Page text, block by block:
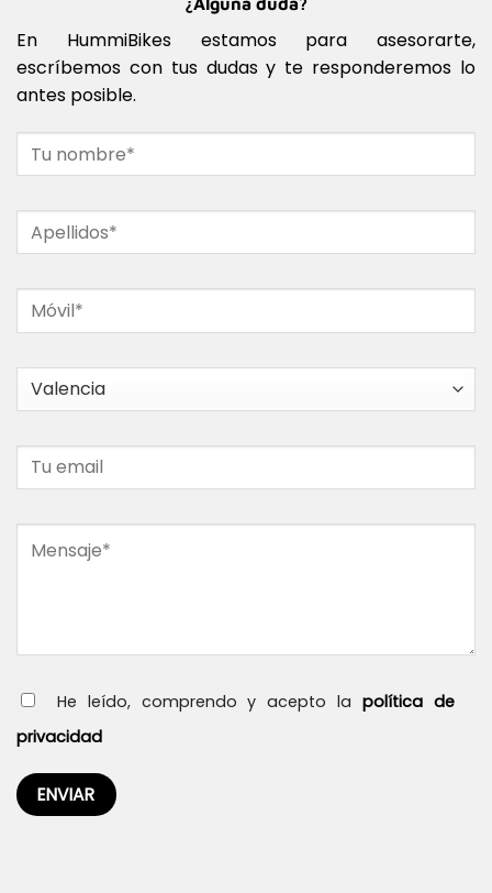
En HummiBikes estamos para asesorarte,
escríbemos con tus dudas y te responderemos lo
antes posible.
He leído, comprendo y acepto lapolítica de
privacidad